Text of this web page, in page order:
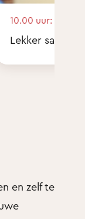
10.00 uur:
Lekker samen
en zelf te